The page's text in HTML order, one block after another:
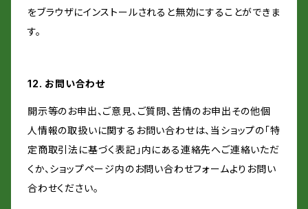
をブラウザにインストールされると無効にすることができま
す。
12. お問い合わせ
開示等のお申出、ご意見、ご質問、苦情のお申出その他個
人情報の取扱いに関するお問い合わせは、当ショップの「特
定商取引法に基づく表記」内にある連絡先へご連絡いただ
くか、ショップページ内のお問い合わせフォームよりお問い
合わせください。